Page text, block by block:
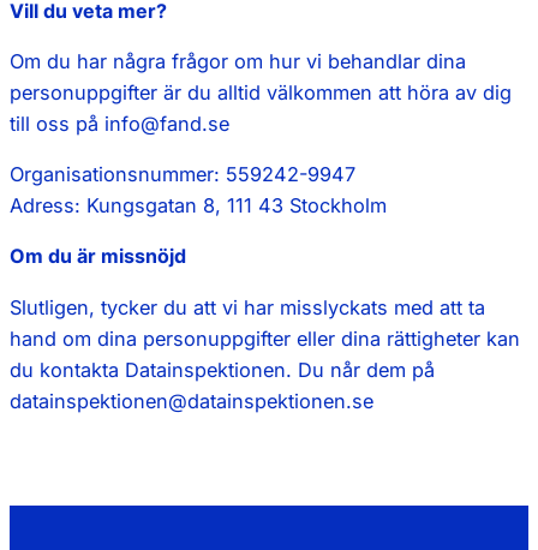
Vill du veta mer?
Om du har några frågor om hur vi behandlar dina
personuppgifter är du alltid välkommen att höra av dig
till oss på info@fand.se
Organisationsnummer: 559242-9947
Adress: Kungsgatan 8, 111 43 Stockholm
Om du är missnöjd
Slutligen, tycker du att vi har misslyckats med att ta
hand om dina personuppgifter eller dina rättigheter kan
du kontakta Datainspektionen. Du når dem på
datainspektionen@datainspektionen.se